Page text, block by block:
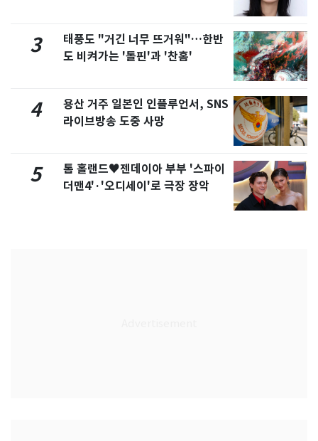
3
태풍도 "거긴 너무 뜨거워"…한반
도 비켜가는 '돌핀'과 '찬홈'
4
용산 거주 일본인 인플루언서, SNS
라이브방송 도중 사망
5
톰 홀랜드♥젠데이아 부부 '스파이
더맨4'·'오디세이'로 극장 장악